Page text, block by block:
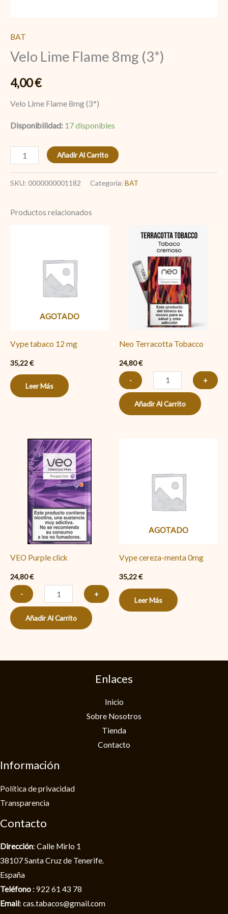
BAT
Velo Lime Flame 8mg (3*)
4,00€
Velo Lime Flame 8mg (3*)
Disponibilidad: 17 disponibles
Añadir Al Carrito
SKU: 0000000001182 Categoría: BAT
Productos relacionados
AGOTADO
Vype tabaco 12 mg
35,22€
Leer Más
Neo Terracotta Tobacco
24,80€
-
Neo
Terracotta
Tobacco
cantidad
+
Añadir Al Carrito
VEO Purple click
24,80€
-
VEO
Purple
click
cantidad
+
Añadir Al Carrito
AGOTADO
Vype cereza-menta 0mg
35,22€
Leer Más
Enlaces
Inicio
Sobre Nosotros
Tienda
Contacto
Información
Política de privacidad​
Transparencia
Contacto
Dirección: Calle Mirlo 1
38107 Santa Cruz de Tenerife.
España
Teléfono : 922 61 43 78
Email: cas.tabacos@gmail.com